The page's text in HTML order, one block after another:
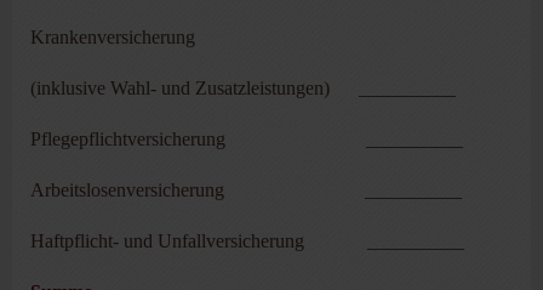
Krankenversicherung
(inklusive Wahl- und Zusatzleistungen) __________
Pflegepflichtversicherung __________
Arbeitslosenversicherung __________
Haftpflicht- und Unfallversicherung __________